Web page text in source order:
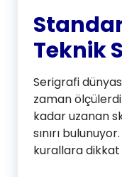
Teknik
Serigrafi
zaman
kadar uzanan
sınırı
kurallara dikkat